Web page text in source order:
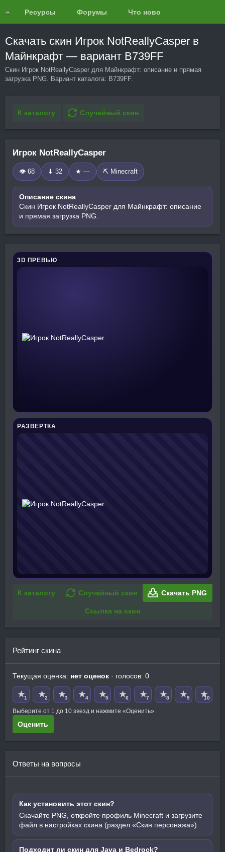
Ресурсы Форумы Что нового?
Скачать скин Игрок NotReallyCasper в
Майнкрафт — вариант B739FF
Скин Игрок NotReallyCasper для Майнкрафт: описание и прямая
загрузка PNG. Вариант каталога: B739FF.
К каталогу Случайный скин
Игрок NotReallyCasper
👁 68 ⬇ 32 ★ — ⛏️ Minecraft
Описание скина
Скин Игрок NotReallyCasper для Майнкрафт: описание
и прямая загрузка PNG.
3D ПРЕВЬЮ
РАЗВЕРТКА
К каталогу Случайный скин Скачать PNG
Ссылка на скин
Рейтинг скина
Текущая оценка: нет оценок · голосов: 0
★1 ★2 ★3 ★4 ★5 ★6 ★7 ★8 ★9 ★10
Выберите от 1 до 10 звезд и нажмите «Оценить».
Оценить
Ответы на вопросы
Как установить этот скин?
Скачайте PNG, откройте профиль Minecraft и загрузите
файл в настройках скина (раздел «Скин персонажа»).
Подходит ли скин для Java и Bedrock?